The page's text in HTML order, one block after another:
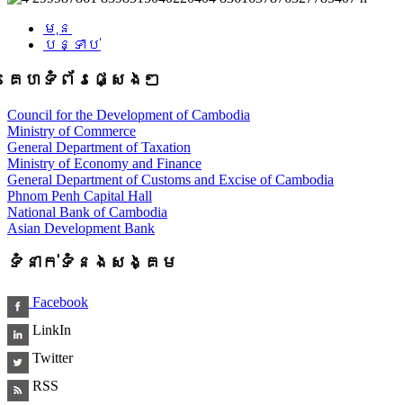
មុន
បន្ទាប់
គេហទំព័រផ្សេងៗ
Council for the Development of Cambodia
Ministry of Commerce
General Department of Taxation
Ministry of Economy and Finance
General Department of Customs and Excise of Cambodia
Phnom Penh Capital Hall
National Bank of Cambodia
Asian Development Bank
ទំនាក់ទំនងសង្គម
Facebook
LinkIn
Twitter
RSS